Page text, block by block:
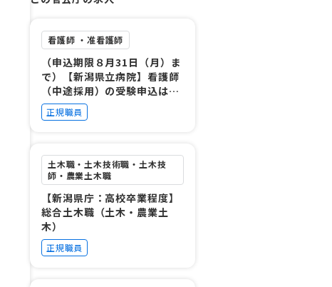
看護師 ・准看護師
（申込期限８月31日（月）ま
で）【新潟県立病院】看護師
（中途採用）の受験申込はこ
ちら（R8年度中採用）
正規職員
土木職・土木技術職・土木技
師・農業土木職
【新潟県庁：高校卒業程度】
総合土木職（土木・農業土
木）
正規職員